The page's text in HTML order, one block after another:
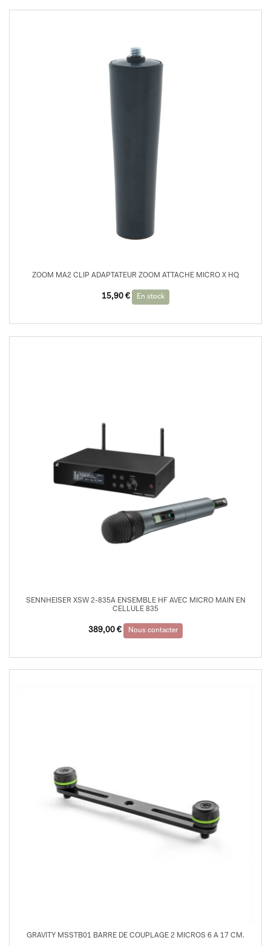
ZOOM MA2 CLIP ADAPTATEUR ZOOM ATTACHE MICRO X HQ
15,90 € En stock
SENNHEISER XSW 2-835A ENSEMBLE HF AVEC MICRO MAIN EN
CELLULE 835
389,00 € Nous contacter
GRAVITY MSSTB01 BARRE DE COUPLAGE 2 MICROS 6 A 17 CM.